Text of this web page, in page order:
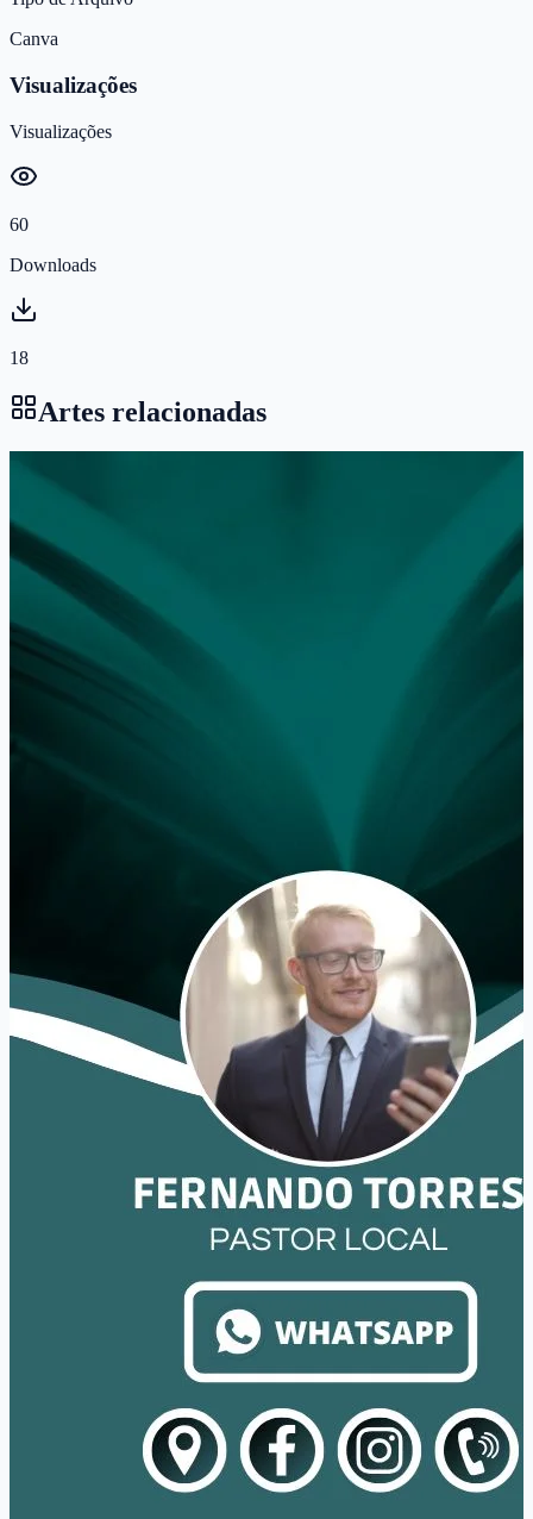
Canva
Visualizações
Visualizações
60
Downloads
18
Artes relacionadas